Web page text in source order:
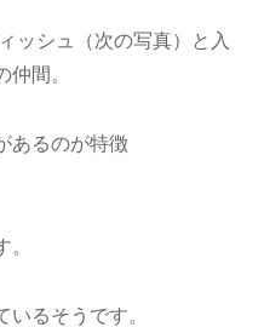
ッシュ（次の写真）と入
間。
あるのが特徴
るそうです。